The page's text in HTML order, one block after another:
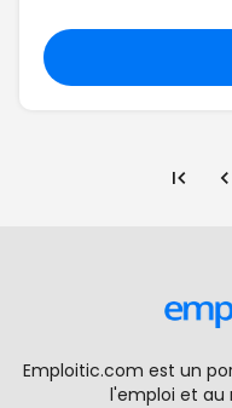
Emploitic.com est un
l'emploi et au